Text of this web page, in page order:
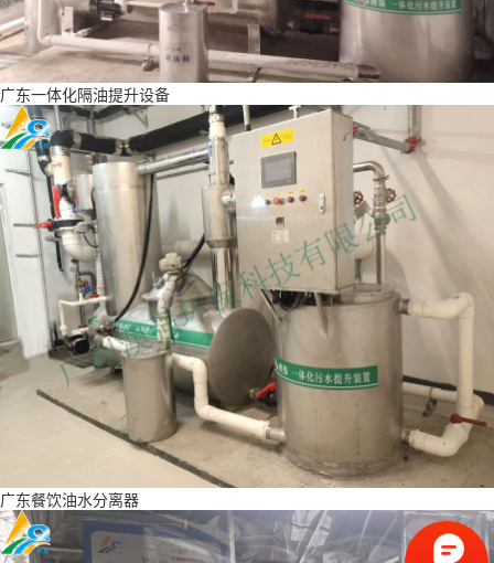
广东一体化隔油提升设备
广东餐饮油水分离器